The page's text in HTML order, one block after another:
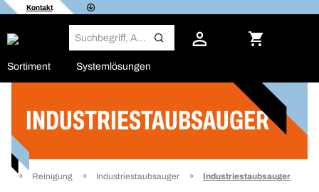
Kontakt
Sortiment Systemlösungen
INDUSTRIESTAUBSAUGER
Reinigung Industriestaubsauger Industriestaubsauger
Filter